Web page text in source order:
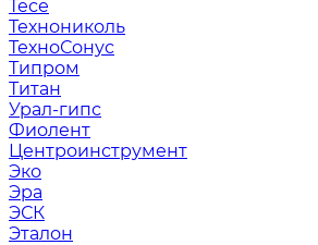
Тесе
Технониколь
ТехноСонус
Типром
Титан
Урал-гипс
Фиолент
Центроинструмент
Эко
Эра
ЭСК
Эталон